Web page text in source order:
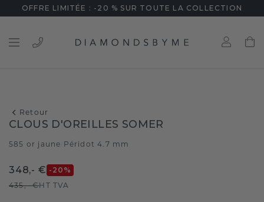
OFFRE LIMITÉE : -20 % SUR TOUTE LA COLLECTION
Retour
CLOUS D'OREILLES SOMER
585 or jaune Péridot 4.7 mm
348,- € -20 %
435,- €HT TVA